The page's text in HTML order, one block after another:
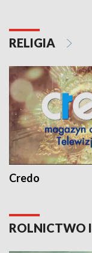
RELIGIA
Credo
ROLNICTWO